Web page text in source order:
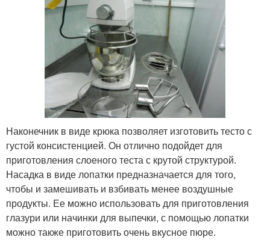
Наконечник в виде крюка позволяет изготовить тесто с
густой консистенцией. Он отлично подойдет для
приготовления слоеного теста с крутой структурой.
Насадка в виде лопатки предназначается для того,
чтобы и замешивать и взбивать менее воздушные
продукты. Ее можно использовать для приготовления
глазури или начинки для выпечки, с помощью лопатки
можно также приготовить очень вкусное пюре.